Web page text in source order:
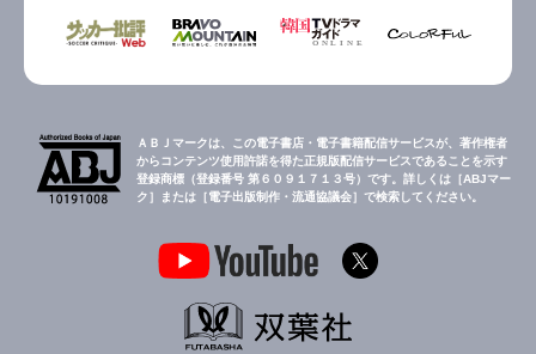
ＡＢＪマークは、この電子書店・電子書籍配信サービスが、著作権者
からコンテンツ使用許諾を得た正規版配信サービスであることを示す
登録商標（登録番号 第６０９１７１３号）です。詳しくは［ABJマー
ク］または［電子出版制作・流通協議会］で検索してください。